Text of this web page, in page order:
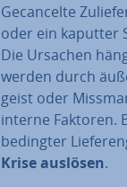
Ge­can­cel­te
oder ein kaputter
Die Ursachen
werden durch
geist oder
interne Faktoren.
bedingter
Krise auslösen.